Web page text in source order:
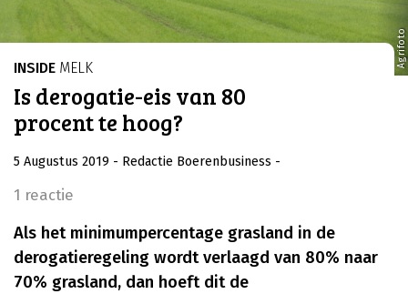
Agrifoto
INSIDE MELK
Is derogatie-eis van 80
procent te hoog?
5 Augustus 2019 - Redactie Boerenbusiness -
1 reactie
Als het minimumpercentage grasland in de
derogatieregeling wordt verlaagd van 80% naar
70% grasland, dan hoeft dit de